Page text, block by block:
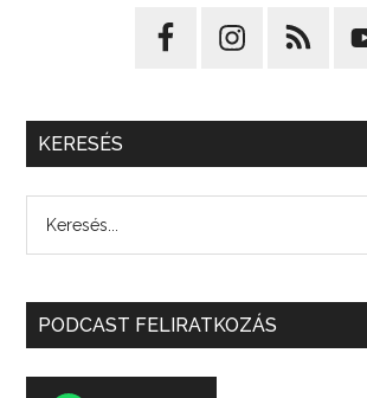
KERESÉS
PODCAST FELIRATKOZÁS